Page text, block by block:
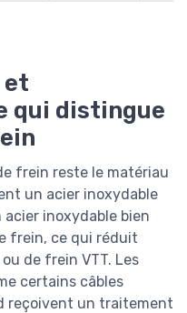
et
qui distingue
frein reste le matériau
un acier inoxydable
acier inoxydable bien
frein, ce qui réduit
de frein VTT. Les
certains câbles
reçoivent un traitement